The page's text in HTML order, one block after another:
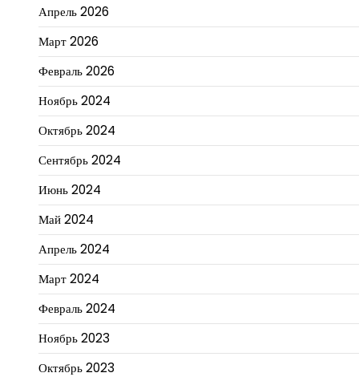
Апрель 2026
Март 2026
Февраль 2026
Ноябрь 2024
Октябрь 2024
Сентябрь 2024
Июнь 2024
Май 2024
Апрель 2024
Март 2024
Февраль 2024
Ноябрь 2023
Октябрь 2023